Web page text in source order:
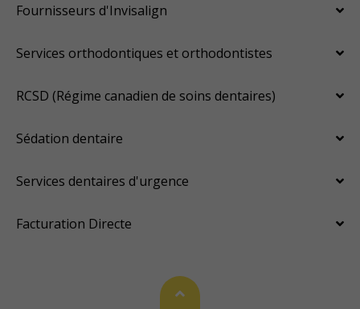
Fournisseurs d'Invisalign
Services orthodontiques et orthodontistes
RCSD (Régime canadien de soins dentaires)
Sédation dentaire
Services dentaires d'urgence
Facturation Directe
Haut de page